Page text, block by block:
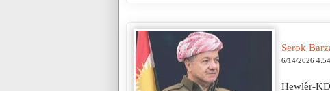
Serok
6/14/2026
Hewlêr-